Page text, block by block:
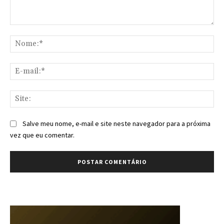
Salve meu nome, e-mail e site neste navegador para a próxima
vez que eu comentar.